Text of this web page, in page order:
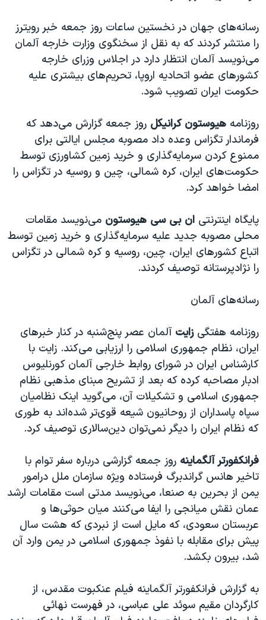
رسانه‌های جهان در نخستین ساعات روز جمعه خبر رویترز
را منتشر کردند که به نقل از سخنگوی وزارت خارجه آلمان
می‌نویسد آلمان انتظار دارد در اجلاس وزرای خارجه
کشورهای عضو اتحادیه اروپا، تحریم‌‌های بیشتری علیه
حکومت ایران تصویب شود.
روزنامه هیوستون کرانیکل روز جمعه گزارش می‌دهد که
فرماندار تگزاس وعده داد مصوبه مجلس ایالتی برای
ممنوع کردن سرمایه‌گذاری و خرید زمین کشاورزی توسط
حکومت‌های ایران، کره‌ شمالی، چین و روسیه در تگزاس را
امضا خواهد کرد.
پایگاه اینترنتی ان بی‌ سی‌ هیوستون می‌نویسد مقامات
محلی مصوبه جدید علیه سرمایه‌گذاری و خرید زمین توسط
اتباع کشورهای ایران، چین، روسیه و کره شمالی در تگزاس
را نژادپرستانه توصیف کردند.
رسانه‌های آلمان
روزنامه هفتگیزایتآلمان عصر پنج‌شنبه در کنار خبرهای
ایران، نظام جمهوری اسلامی را ارزیابی می‌کند. زایت با
کارشناس ایران در شورای روابط خارجی آلمان کورنلیوس
ادبار مصاحبه کرده که بعد از تشریح مبنای مذهبی نظام
جمهوری اسلامی و تشکیلات آن، می‌گوید اینک نظامیان
سپاه پاسداران از روحانیون شیعه قوی‌تر شده‌اند به طوری
که نظام ایران را دیگر نمی‌توان دین‌سالاری توصیف کرد.
فرانکفورتر آلگماینه روز جمعه گزارشی درباره سفر توام با
تاخیر هانس گراندبرگ فرستاده ویژه سازمان ملل درامور
یمن از بحرین به صنعا، می‌نویسد مدتی است مقامات ارشد
عمان نقش میانجی را ایفا می‌کنند میان حوثی‌ها و
عربستان سعودی، که مایل است از نبردی که هشت سال
پیش برای مقابله با نفوذ جمهوری اسلامی در یمن وارد آن
شد، بیرون بکشد.
به گزارش فرانکفورتر آلگماینه فیلم عنکبوت مقدس، از
کارگردان مقیم سوئد علی عباسی، در فهرست نهائی